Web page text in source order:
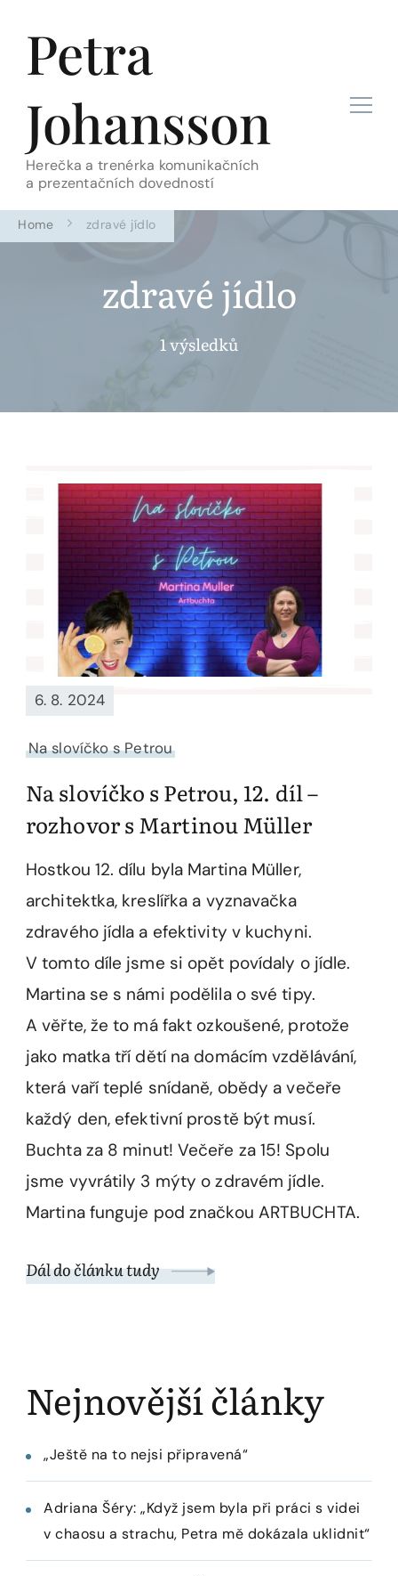
Petra
Johansson
Herečka a trenérka komunikačních
a prezentačních dovedností
Home zdravé jídlo
zdravé jídlo
1 výsledků
6. 8. 2024
Na slovíčko s Petrou
Na slovíčko s Petrou, 12. díl –
rozhovor s Martinou Müller
Hostkou 12. dílu byla Martina Müller,
architektka, kreslířka a vyznavačka
zdravého jídla a efektivity v kuchyni.
V tomto díle jsme si opět povídaly o jídle.
Martina se s námi podělila o své tipy.
A věřte, že to má fakt ozkoušené, protože
jako matka tří dětí na domácím vzdělávání,
která vaří teplé snídaně, obědy a večeře
každý den, efektivní prostě být musí.
Buchta za 8 minut! Večeře za 15! Spolu
jsme vyvrátily 3 mýty o zdravém jídle.
Martina funguje pod značkou ARTBUCHTA.
Dál do článku tudy
Nejnovější články
„Ještě na to nejsi připravená“
Adriana Šéry: „Když jsem byla při práci s videi
v chaosu a strachu, Petra mě dokázala uklidnit“